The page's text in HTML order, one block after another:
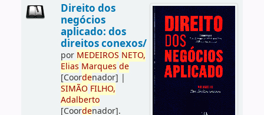
Direito dos
negócios
aplicado: dos
direitos conexos/
por MEDEIROS NETO,
Elias Marques de
[Coordenador] |
SIMÃO FILHO,
Adalberto
[Coordenador].